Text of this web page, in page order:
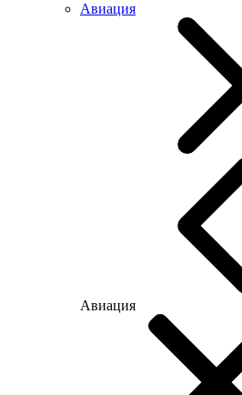
Авиация
Авиация